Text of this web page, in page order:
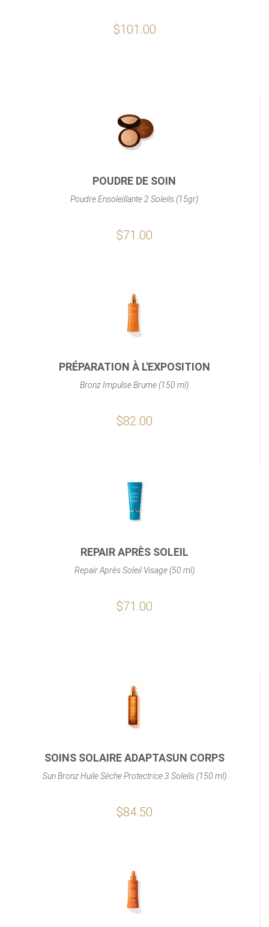
$101.00
POUDRE DE SOIN
Poudre Ensoleillante 2 Soleils (15gr)
$71.00
PRÉPARATION À L'EXPOSITION
Bronz Impulse Brume (150 ml)
$82.00
REPAIR APRÈS SOLEIL
Repair Après Soleil Visage (50 ml)
$71.00
SOINS SOLAIRE ADAPTASUN CORPS
Sun Bronz Huile Sèche Protectrice 3 Soleils (150 ml)
$84.50